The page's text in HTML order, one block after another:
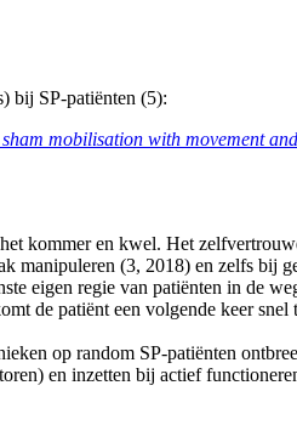
bij SP-patiënten (5):
mobilisation with movement
kommer en kwel. Het
manipuleren (3, 2018) en zelfs bij
eigen regie van patiënten in de
de patiënt een volgende keer snel
op random SP-patiënten
en inzetten bij actief